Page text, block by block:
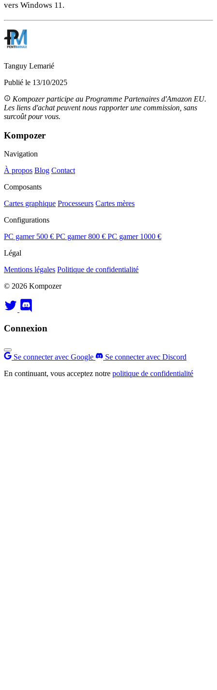
vers Windows 11.
Tanguy Lemarié
Publié le 13/10/2025
Kompozer participe au Programme Partenaires d'Amazon EU.
Les liens d'achat peuvent nous rapporter une commission, sans
surcoût pour vous.
Kompozer
Navigation
À propos Blog Contact
Composants
Cartes graphique Processeurs Cartes mères
Configurations
PC gamer 500 € PC gamer 800 € PC gamer 1000 €
Légal
Mentions légales Politique de confidentialité
© 2026 Kompozer
Connexion
Se connecter avec Google
Se connecter avec Discord
En continuant, vous acceptez notre politique de confidentialité